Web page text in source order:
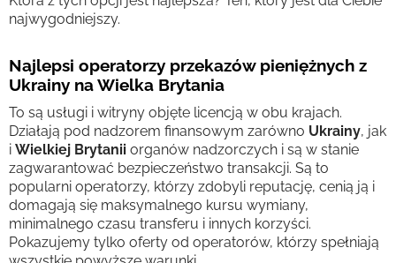
najwygodniejszy.
Najlepsi operatorzy przekazów pieniężnych z
Ukrainy na Wielka Brytania
To są usługi i witryny objęte licencją w obu krajach.
Działają pod nadzorem finansowym zarówno Ukrainy, jak
i Wielkiej Brytanii organów nadzorczych i są w stanie
zagwarantować bezpieczeństwo transakcji. Są to
popularni operatorzy, którzy zdobyli reputację, cenią ją i
domagają się maksymalnego kursu wymiany,
minimalnego czasu transferu i innych korzyści.
Pokazujemy tylko oferty od operatorów, którzy spełniają